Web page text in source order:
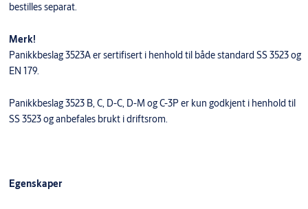
bestilles separat.
Merk!
Panikkbeslag 3523A er sertifisert i henhold til både standard SS 3523 og
EN 179.
Panikkbeslag 3523 B, C, D-C, D-M og C-3P er kun godkjent i henhold til
SS 3523 og anbefales brukt i driftsrom.
Egenskaper